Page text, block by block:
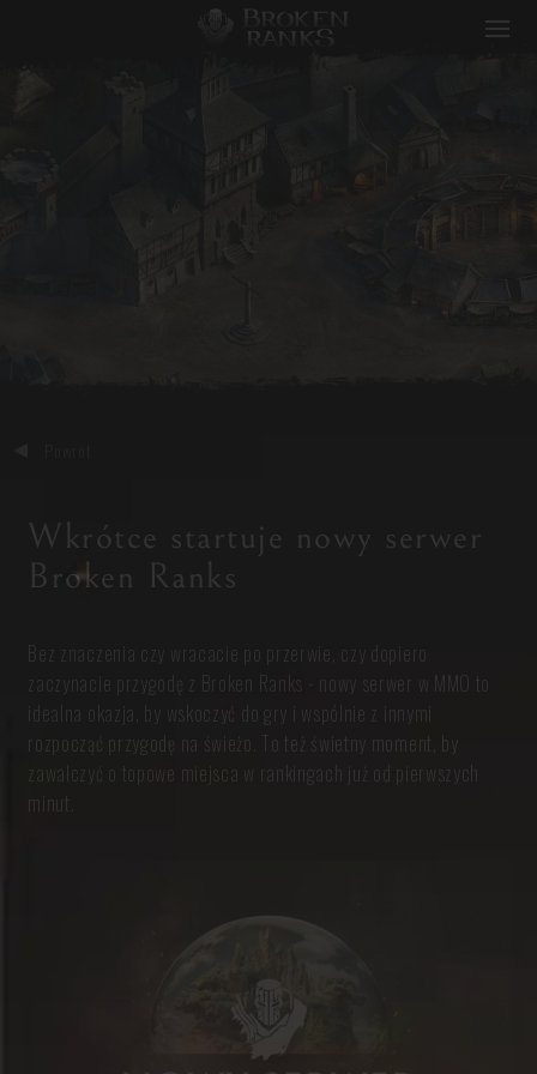
Wkrótce startuje nowy serwer
Broken Ranks
Bez znaczenia czy wracacie po przerwie, czy dopiero
zaczynacie przygodę z Broken Ranks - nowy serwer w MMO to
idealna okazja, by wskoczyć do gry i wspólnie z innymi
rozpocząć przygodę na świeżo. To też świetny moment, by
zawalczyć o topowe miejsca w rankingach już od pierwszych
minut.